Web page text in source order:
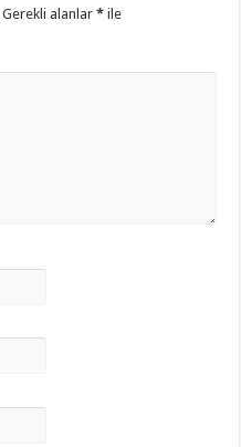
Gerekli alanlar* ile